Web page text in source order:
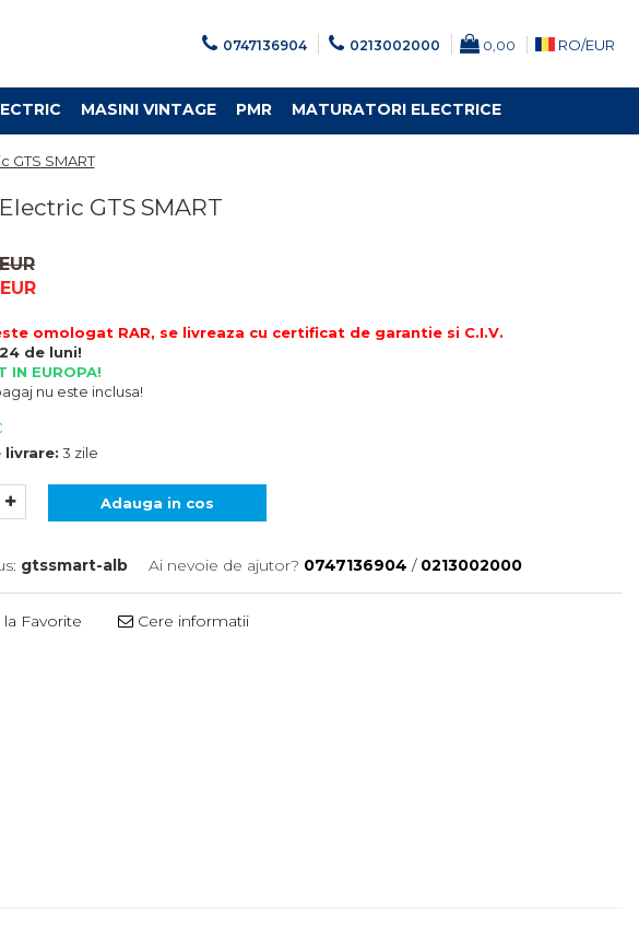
0747136904 0213002000 0,00 RO/EUR
MASINI VINTAGE PMR MATURATORI ELECTRICE
GTS SMART
GTS SMART
omologat RAR, se livreaza cu certificat de garantie si C.I.V.
de luni!
IN EUROPA!
nu este inclusa!
livrare: 3 zile
Adauga in cos
gtssmart-alb Ai nevoie de ajutor? 0747136904 / 0213002000
Favorite Cere informatii